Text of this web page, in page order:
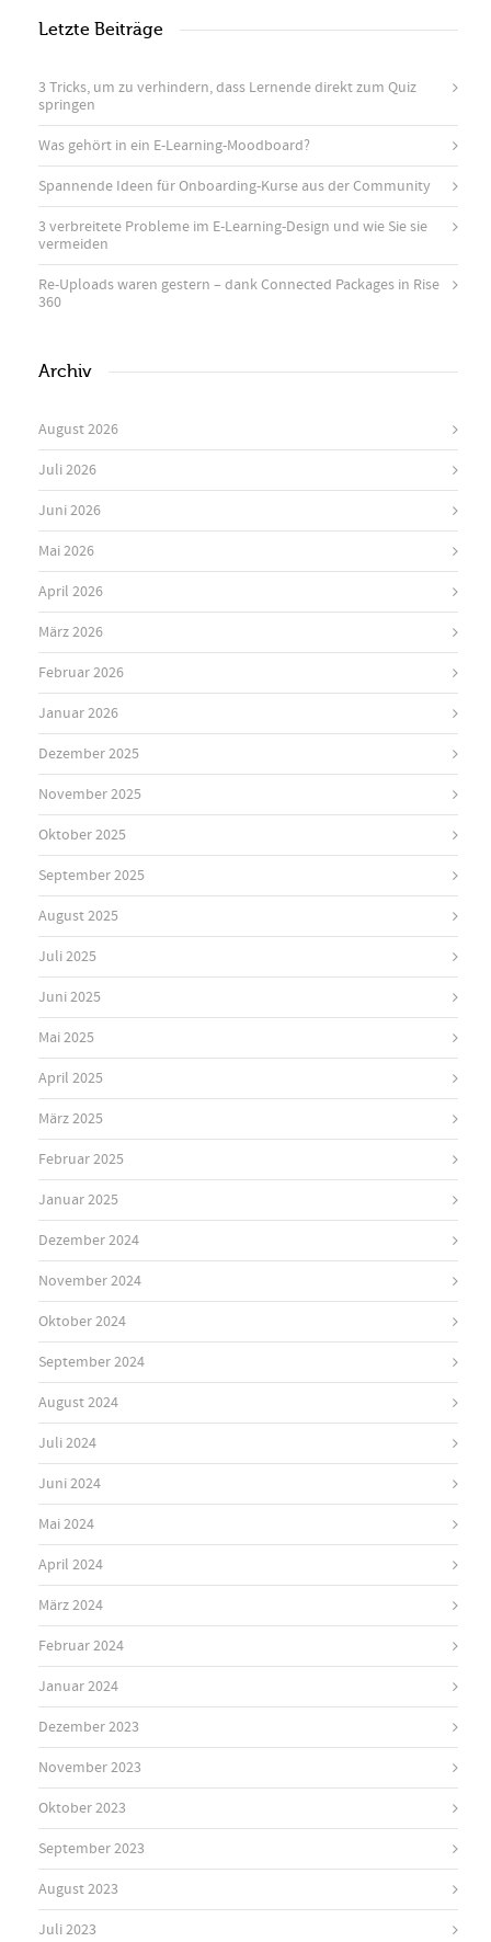
Letzte Beiträge
3 Tricks, um zu verhindern, dass Lernende direkt zum Quiz
springen
Was gehört in ein E-Learning-Moodboard?
Spannende Ideen für Onboarding-Kurse aus der Community
3 verbreitete Probleme im E-Learning-Design und wie Sie sie
vermeiden
Re-Uploads waren gestern – dank Connected Packages in Rise
360
Archiv
August 2026
Juli 2026
Juni 2026
Mai 2026
April 2026
März 2026
Februar 2026
Januar 2026
Dezember 2025
November 2025
Oktober 2025
September 2025
August 2025
Juli 2025
Juni 2025
Mai 2025
April 2025
März 2025
Februar 2025
Januar 2025
Dezember 2024
November 2024
Oktober 2024
September 2024
August 2024
Juli 2024
Juni 2024
Mai 2024
April 2024
März 2024
Februar 2024
Januar 2024
Dezember 2023
November 2023
Oktober 2023
September 2023
August 2023
Juli 2023